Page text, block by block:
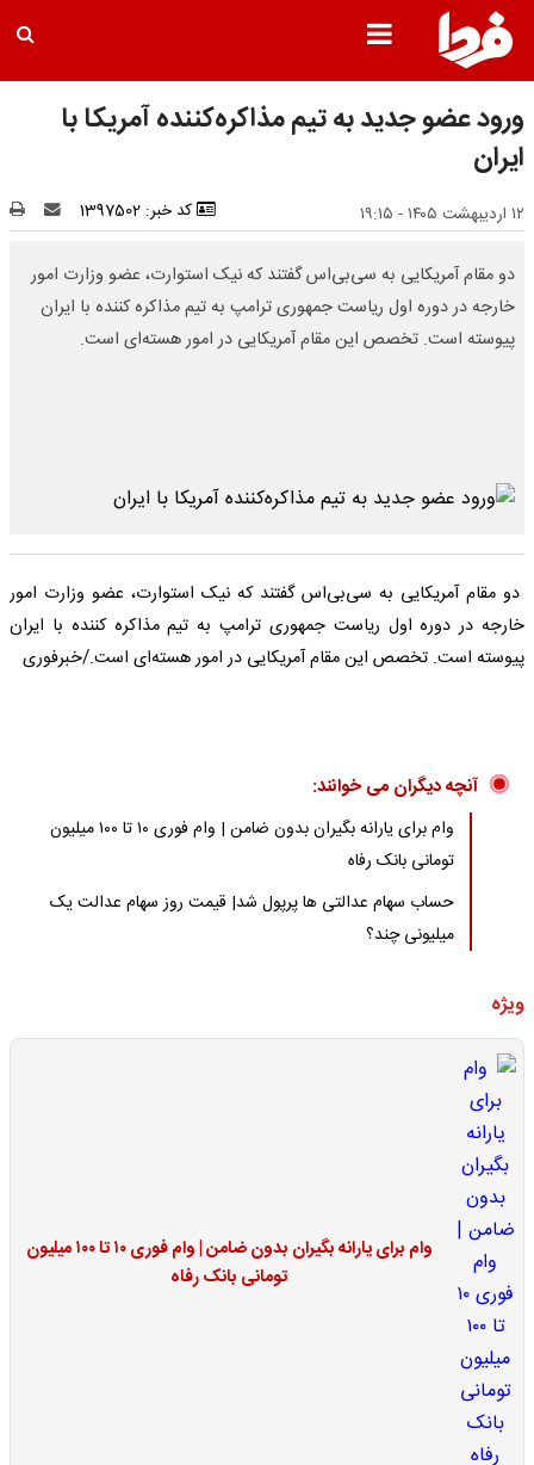
ورود عضو جدید به تیم مذاکره‌کننده آمریکا با
ایران
۱۲ اردیبهشت ۱۴۰۵ - ۱۹:۱۵ کد خبر: 1397502
دو مقام آمریکایی به سی‌بی‌اس گفتند که نیک استوارت، عضو وزارت امور
خارجه در دوره اول ریاست جمهوری ترامپ به تیم مذاکره کننده با ایران
پیوسته است. تخصص این مقام آمریکایی در امور هسته‌ای است.
دو مقام آمریکایی به سی‌بی‌اس گفتند که نیک استوارت، عضو وزارت امور
خارجه در دوره اول ریاست جمهوری ترامپ به تیم مذاکره کننده با ایران
پیوسته است. تخصص این مقام آمریکایی در امور هسته‌ای است./خبرفوری
آنچه دیگران می خوانند:
وام برای یارانه بگیران بدون ضامن | وام فوری ۱۰ تا ۱۰۰ میلیون
تومانی بانک رفاه
حساب سهام عدالتی ها پرپول شد| قیمت روز سهام عدالت یک
میلیونی چند؟
ویژه
وام برای یارانه بگیران بدون ضامن | وام فوری ۱۰ تا ۱۰۰ میلیون
تومانی بانک رفاه